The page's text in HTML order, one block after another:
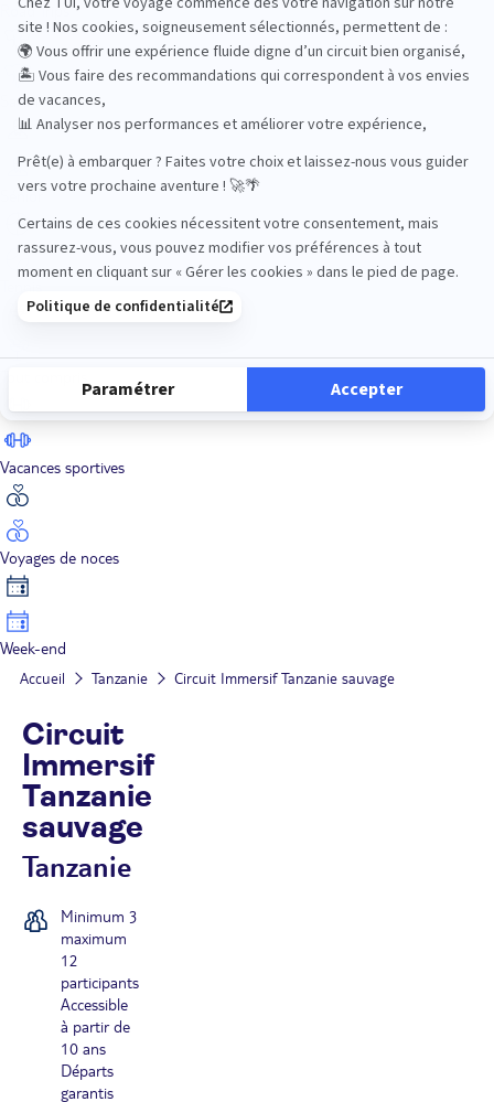
Road Trips
Safari
Sénior
Vacances sportives
Voyages de noces
Week-end
Accueil Tanzanie Circuit Immersif Tanzanie sauvage
Circuit
Immersif
Tanzanie
sauvage
Tanzanie
Minimum 3
maximum
12
participants
Accessible
à partir de
10 ans
Départs
garantis